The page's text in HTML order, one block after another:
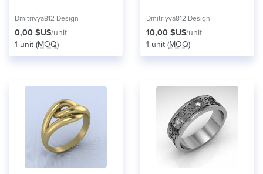
Dmitriyya812 Design
0,00 $US/unit
1 unit (MOQ)
Dmitriyya812 Design
10,00 $US/unit
1 unit (MOQ)